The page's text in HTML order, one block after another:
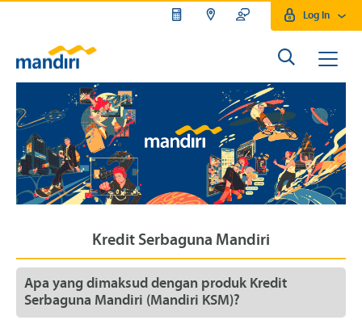
Log In
Kredit Serbaguna Mandiri
Apa yang dimaksud dengan produk Kredit
Serbaguna Mandiri (Mandiri KSM)?